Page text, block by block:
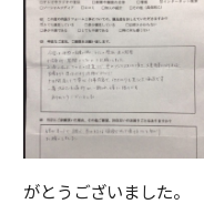
がとうございました。